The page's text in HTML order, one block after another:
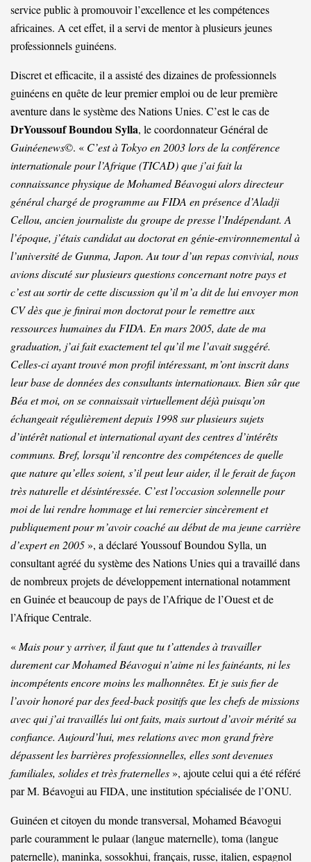
service public à promouvoir l’excellence et les compétences
africaines. A cet effet, il a servi de mentor à plusieurs jeunes
professionnels guinéens.
Discret et efficacite, il a assisté des dizaines de professionnels
guinéens en quête de leur premier emploi ou de leur première
aventure dans le système des Nations Unies. C’est le cas de
DrYoussoufBoundouSylla, le coordonnateur Général de
Guinéenews©. « C’est à Tokyo en 2003 lors de la conférence
internationale pour l’Afrique (TICAD) que j’ai fait la
connaissance physique de Mohamed Béavogui alors directeur
général chargé de programme au FIDA en présence d’Aladji
Cellou, ancien journaliste du groupe de presse l’Indépendant. A
l’époque, j’étais candidat au doctorat en génie-environnemental à
l’université de Gunma, Japon. Au tour d’un repas convivial, nous
avions discuté sur plusieurs questions concernant notre pays et
c’est au sortir de cette discussion qu’il m’a dit de lui envoyer mon
CV dès que je finirai mon doctorat pour le remettre aux
ressources humaines du FIDA. En mars 2005, date de ma
graduation, j’ai fait exactement tel qu’il me l’avait suggéré.
Celles-ci ayant trouvé mon profil intéressant, m’ont inscrit dans
leur base de données des consultants internationaux. Bien sûr que
Béa et moi, on se connaissait virtuellement déjà puisqu’on
échangeait régulièrement depuis 1998 sur plusieurs sujets
d’intérêt national et international ayant des centres d’intérêts
communs. Bref, lorsqu’il rencontre des compétences de quelle
que nature qu’elles soient, s’il peut leur aider, il le ferait de façon
très naturelle et désintéressée. C’est l’occasion solennelle pour
moi de lui rendre hommage et lui remercier sincèrement et
publiquement pour m’avoir coaché au début de ma jeune carrière
d’expert en 2005», a déclaré Youssouf Boundou Sylla, un
consultant agréé du système des Nations Unies qui a travaillé dans
de nombreux projets de développement international notamment
en Guinée et beaucoup de pays de l’Afrique de l’Ouest et de
l’Afrique Centrale.
« Mais pour y arriver, il faut que tu t’attendes à travailler
durement car Mohamed Béavogui n’aime ni les fainéants, ni les
incompétents encore moins les malhonnêtes. Et je suis fier de
l’avoir honoré par des feed-back positifs que les chefs de missions
avec qui j’ai travaillés lui ont faits, mais surtout d’avoir mérité sa
confiance. Aujourd’hui, mes relations avec mon grand frère
dépassent les barrières professionnelles, elles sont devenues
familiales, solides et très fraternelles», ajoute celui qui a été référé
par M. Béavogui au FIDA, une institution spécialisée de l’ONU.
Guinéen et citoyen du monde transversal, Mohamed Béavogui
parle couramment le pulaar (langue maternelle), toma (langue
paternelle), maninka, sossokhui, français, russe, italien, espagnol